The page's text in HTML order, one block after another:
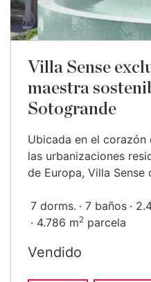
Villa Sense
maestra
Sotogrande
Ubicada en el corazón
las urbanizaciones
de Europa, Villa
7 dorms. 7 baños
4.786 m2 parcela
Vendido